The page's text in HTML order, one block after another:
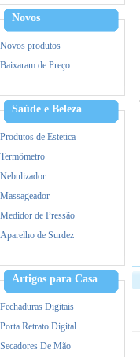
Novos
Novos produtos
Baixaram de Preço
Saúde e Beleza
Produtos de Estetica
Termômetro
Nebulizador
Massageador
Medidor de Pressão
Aparelho de Surdez
Tratamento capilar
Maquina de Tosa
Artigos para Casa
Fechaduras Digitais
Porta Retrato Digital
Secadores De Mão